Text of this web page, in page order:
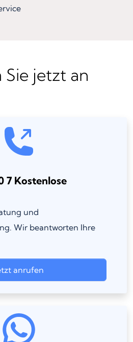
Sie jetzt an
7 Kostenlose
und
Wir beantworten Ihre
anrufen